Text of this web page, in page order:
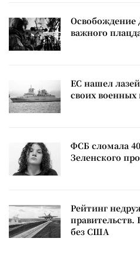
Освобождение
важного
ЕС нашел
своих военных
ФСБ сломала
Зеленского
Рейтинг
правительств.
без США